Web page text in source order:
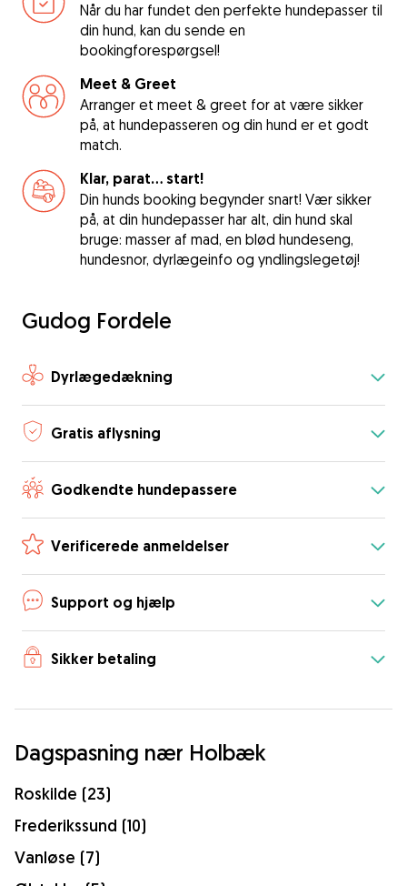
Når du har fundet den perfekte hundepasser til
din hund, kan du sende en
bookingforespørgsel!
Meet & Greet
Arranger et meet & greet for at være sikker
på, at hundepasseren og din hund er et godt
match.
Klar, parat... start!
Din hunds booking begynder snart! Vær sikker
på, at din hundepasser har alt, din hund skal
bruge: masser af mad, en blød hundeseng,
hundesnor, dyrlægeinfo og yndlingslegetøj!
Gudog Fordele
Dyrlægedækning
Gratis aflysning
Godkendte hundepassere
Verificerede anmeldelser
Support og hjælp
Sikker betaling
Dagspasning nær Holbæk
Roskilde (23)
Frederikssund (10)
Vanløse (7)